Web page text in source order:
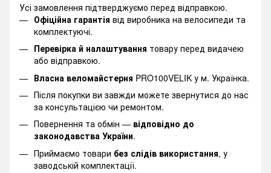
Усі замовлення підтверджуємо перед відправкою.
Офіційна гарантія від виробника на велосипеди та
комплектуючі.
Перевірка й налаштування товару перед видачею
або відправкою.
Власна веломайстерня PRO100VELIK у м. Українка.
Після покупки ви завжди можете звернутися до нас
за консультацією чи ремонтом.
Повернення та обмін — відповідно до
законодавства України.
Приймаємо товари без слідів використання, у
заводській комплектації.